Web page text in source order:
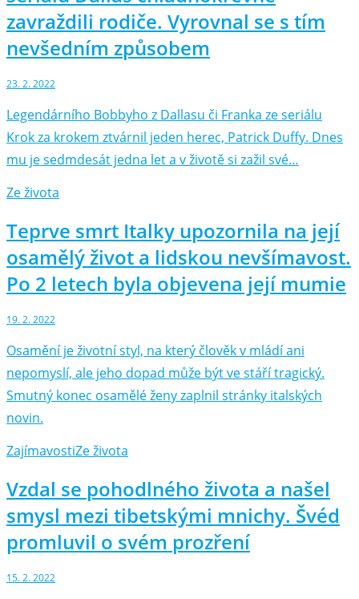
zavraždili rodiče. Vyrovnal se s tím
nevšedním způsobem
23. 2. 2022
Legendárního Bobbyho z Dallasu či Franka ze seriálu
Krok za krokem ztvárnil jeden herec, Patrick Duffy. Dnes
mu je sedmdesát jedna let a v životě si zažil své…
Ze života
Teprve smrt Italky upozornila na její
osamělý život a lidskou nevšímavost.
Po 2 letech byla objevena její mumie
19. 2. 2022
Osamění je životní styl, na který člověk v mládí ani
nepomyslí, ale jeho dopad může být ve stáří tragický.
Smutný konec osamělé ženy zaplnil stránky italských
novin.
ZajímavostiZe života
Vzdal se pohodlného života a našel
smysl mezi tibetskými mnichy. Švéd
promluvil o svém prozření
15. 2. 2022